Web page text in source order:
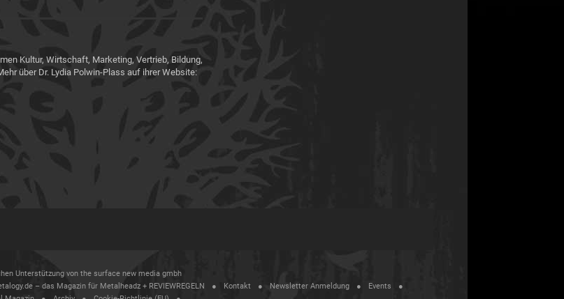
Kultur, Wirtschaft, Marketing, Vertrieb, Bildung,
über Dr. Lydia Polwin-Plass auf ihrer Website:
Unterstützung von the surface new media gmbh
– das Magazin für Metalheadz + REVIEWREGELN Kontakt Newsletter Anmeldung
Events